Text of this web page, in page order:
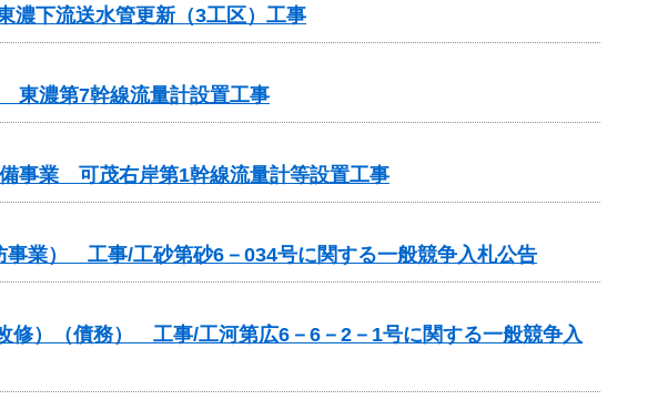
濃下流送水管更新（3工区）工事
東濃第7幹線流量計設置工事
事業 可茂右岸第1幹線流量計等設置工事
業） 工事/工砂第砂6－034号に関する一般競争入札公告
修）（債務） 工事/工河第広6－6－2－1号に関する一般競争入